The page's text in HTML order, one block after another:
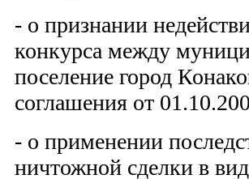
- о признании
конкурса между
поселение город
соглашения от
- о применении
ничтожной сделки в